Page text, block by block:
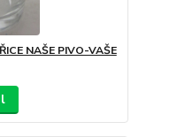
NAŠE PIVO-VAŠE